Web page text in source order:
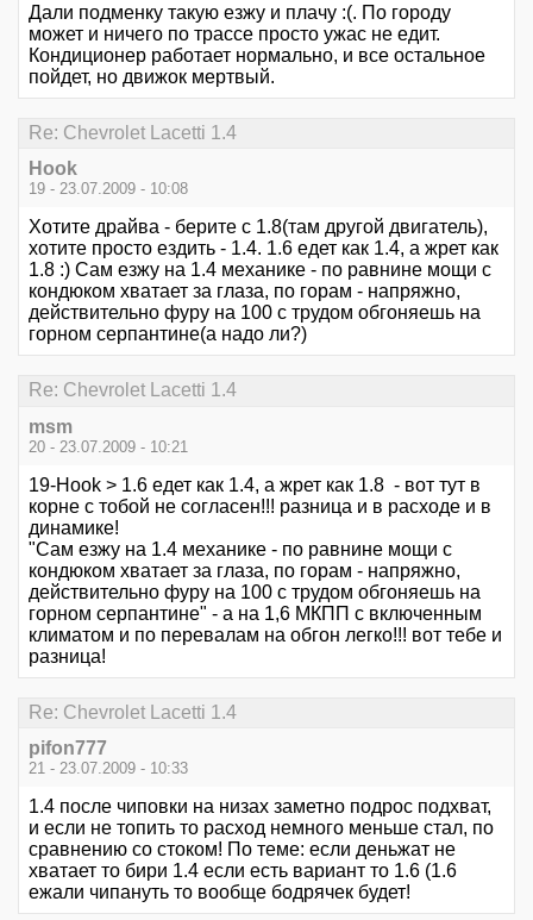
Дали подменку такую езжу и плачу :(. По городу
может и ничего по трассе просто ужас не едит.
Кондиционер работает нормально, и все остальное
пойдет, но движок мертвый.
Re: Chevrolet Lacetti 1.4
Hook
19 - 23.07.2009 - 10:08
Хотите драйва - берите с 1.8(там другой двигатель),
хотите просто ездить - 1.4. 1.6 едет как 1.4, а жрет как
1.8 :) Сам езжу на 1.4 механике - по равнине мощи с
кондюком хватает за глаза, по горам - напряжно,
действительно фуру на 100 с трудом обгоняешь на
горном серпантине(а надо ли?)
Re: Chevrolet Lacetti 1.4
msm
20 - 23.07.2009 - 10:21
19-Hook > 1.6 едет как 1.4, а жрет как 1.8 - вот тут в
корне с тобой не согласен!!! разница и в расходе и в
динамике!
"Сам езжу на 1.4 механике - по равнине мощи с
кондюком хватает за глаза, по горам - напряжно,
действительно фуру на 100 с трудом обгоняешь на
горном серпантине" - а на 1,6 МКПП с включенным
климатом и по перевалам на обгон легко!!! вот тебе и
разница!
Re: Chevrolet Lacetti 1.4
pifon777
21 - 23.07.2009 - 10:33
1.4 после чиповки на низах заметно подрос подхват,
и если не топить то расход немного меньше стал, по
сравнению со стоком! По теме: если деньжат не
хватает то бири 1.4 если есть вариант то 1.6 (1.6
ежали чипануть то вообще бодрячек будет!